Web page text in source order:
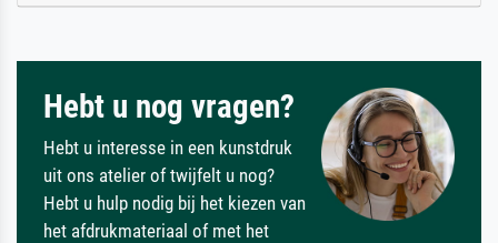
Hebt u nog vragen?
Hebt u interesse in een kunstdruk
uit ons atelier of twijfelt u nog?
Hebt u hulp nodig bij het kiezen van
het afdrukmateriaal of met het